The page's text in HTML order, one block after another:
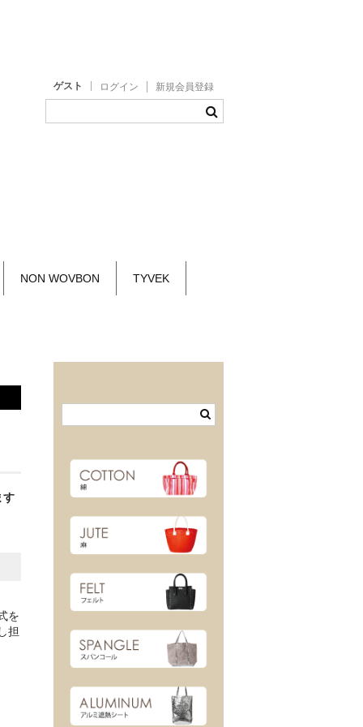
ゲスト ログイン 新規会員登録
NON WOVBON TYVEK
す
を
担